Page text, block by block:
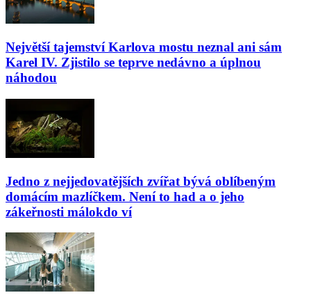
Největší tajemství Karlova mostu neznal ani sám
Karel IV. Zjistilo se teprve nedávno a úplnou
náhodou
Jedno z nejjedovatějších zvířat bývá oblíbeným
domácím mazlíčkem. Není to had a o jeho
zákeřnosti málokdo ví